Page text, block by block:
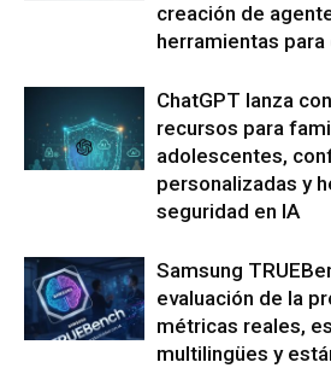
creación de
herramientas
ChatGPT lanza
recursos para
adolescentes,
personalizadas y
seguridad en IA
Samsung
evaluación de la
métricas reales,
multilingües y